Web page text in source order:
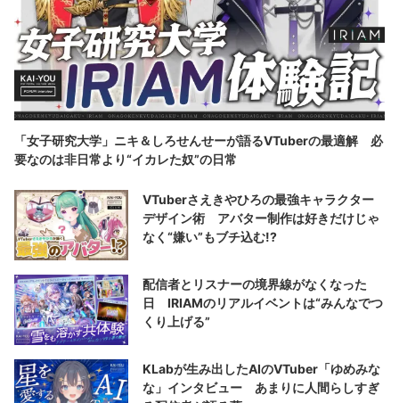
「女子研究大学」ニキ＆しろせんせーが語るVTuberの最適解 必
要なのは非日常より“イカレた奴”の日常
VTuberさえきやひろの最強キャラクター
デザイン術 アバター制作は好きだけじゃ
なく“嫌い”もブチ込む!?
配信者とリスナーの境界線がなくなった
日 IRIAMのリアルイベントは“みんなでつ
くり上げる”
KLabが生み出したAIのVTuber「ゆめみな
な」インタビュー あまりに人間らしすぎ